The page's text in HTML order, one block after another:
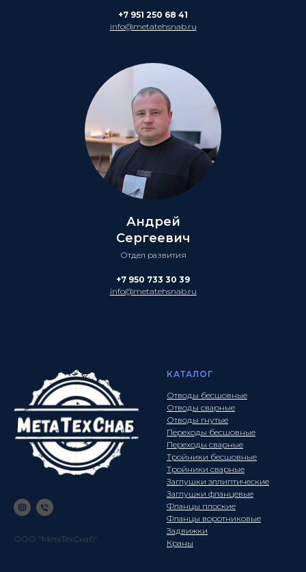
+7 951 250 68 41
info@metatehsnab.ru
Андрей
Сергеевич
Отдел развития
+7 950 733 30 39
info@metatehsnab.ru
ООО "МетаТехСнаб"
КАТАЛОГ
Отводы бесшовные
Отводы сварные
Отводы гнутые
Переходы бесшовные
Переходы сварные
Тройники бесшовные
Тройники сварные
Заглушки эллиптические
Заглушки фланцевые
Фланцы плоские
Фланцы воротниковые
Задвижки
Краны